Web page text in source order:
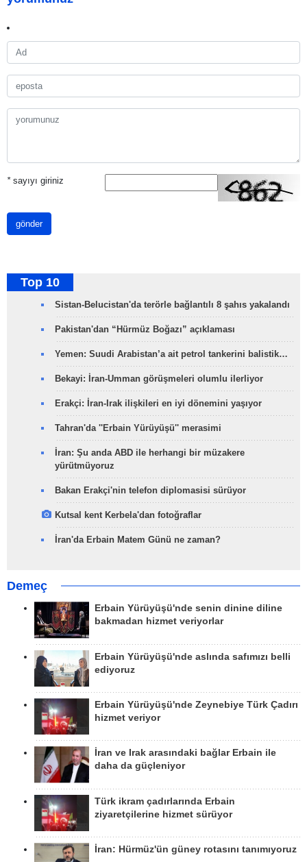
*sayıyı giriniz
gönder
Top 10
Sistan-Belucistan'da terörle bağlantılı 8 şahıs yakalandı
Pakistan'dan “Hürmüz Boğazı” açıklaması
Yemen: Suudi Arabistan’a ait petrol tankerini balistik…
Bekayi: İran-Umman görüşmeleri olumlu ilerliyor
Erakçi: İran-Irak ilişkileri en iyi dönemini yaşıyor
Tahran'da ''Erbain Yürüyüşü'' merasimi
İran: Şu anda ABD ile herhangi bir müzakere
yürütmüyoruz
Bakan Erakçi'nin telefon diplomasisi sürüyor
Kutsal kent Kerbela'dan fotoğraflar
İran'da Erbain Matem Günü ne zaman?
Demeç
Erbain Yürüyüşü'nde senin dinine diline
bakmadan hizmet veriyorlar
Erbain Yürüyüşü'nde aslında safımızı belli
ediyoruz
Erbain Yürüyüşü'nde Zeynebiye Türk Çadırı
hizmet veriyor
İran ve Irak arasındaki bağlar Erbain ile
daha da güçleniyor
Türk ikram çadırlarında Erbain
ziyaretçilerine hizmet sürüyor
İran: Hürmüz'ün güney rotasını tanımıyoruz